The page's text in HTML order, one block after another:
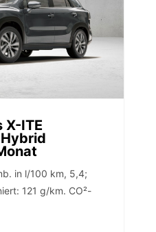
X-ITE
in l/100 km, 5,4;
121 g/km. CO²-